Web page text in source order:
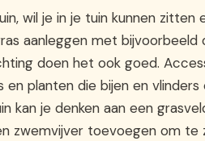
wil je in je tuin kunnen
aanleggen met
doen het ook goed.
en planten die bijen en
kan je denken aan een
zwemvijver toevoegen om